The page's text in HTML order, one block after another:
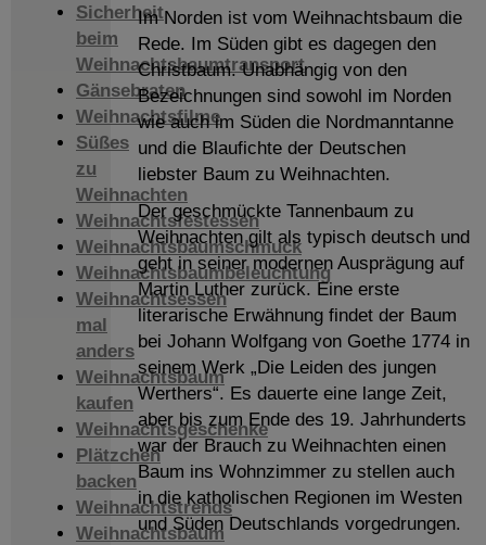
Sicherheit
beim
Weihnachtsbaumtransport
Gänsebraten
Weihnachtsfilme
Süßes
zu
Weihnachten
Weihnachtsfestessen
Weihnachtsbaumschmuck
Weihnachtsbaumbeleuchtung
Weihnachtsessen
mal
anders
Weihnachtsbaum
kaufen
Weihnachtsgeschenke
Plätzchen
backen
Weihnachtstrends
Weihnachtsbaum
Im Norden ist vom Weihnachtsbaum die
Rede. Im Süden gibt es dagegen den
Christbaum. Unabhängig von den
Bezeichnungen sind sowohl im Norden
wie auch im Süden die Nordmanntanne
und die Blaufichte der Deutschen
liebster Baum zu Weihnachten.
Der geschmückte Tannenbaum zu
Weihnachten gilt als typisch deutsch und
geht in seiner modernen Ausprägung auf
Martin Luther zurück. Eine erste
literarische Erwähnung findet der Baum
bei Johann Wolfgang von Goethe 1774 in
seinem Werk „Die Leiden des jungen
Werthers“. Es dauerte eine lange Zeit,
aber bis zum Ende des 19. Jahrhunderts
war der Brauch zu Weihnachten einen
Baum ins Wohnzimmer zu stellen auch
in die katholischen Regionen im Westen
und Süden Deutschlands vorgedrungen.